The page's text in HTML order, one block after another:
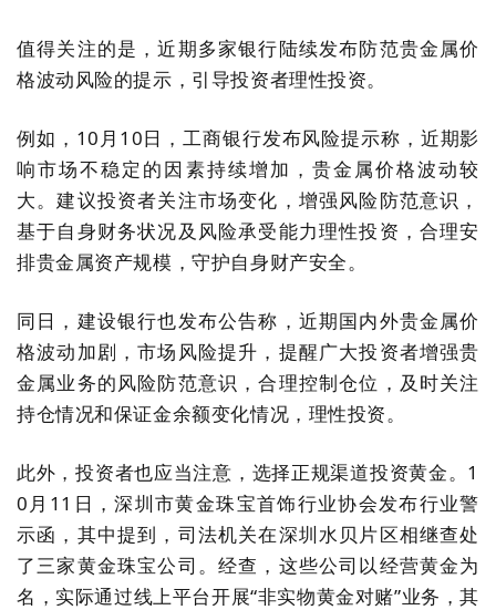
值得关注的是，近期多家银行陆续发布防范贵金属价
格波动风险的提示，引导投资者理性投资。
例如， 10 月 10日，工商银行发布风险提示称，近期影
响市场不稳定的因素持续增加，贵金属价格波动较
大。建议投资者关注市场变化，增强风险防范意识，
基于自身财务状况及风险承受能力理性投资，合理安
排贵金属资产规模，守护自身财产安全。
同日，建设银行也发布公告称，近期国内外贵金属价
格波动加剧，市场风险提升，提醒广大投资者增强贵
金属业务的风险防范意识，合理控制仓位，及时关注
持仓情况和保证金余额变化情况，理性投资。
此外，投资者也应当注意，选择正规渠道投资黄金。 1
0 月 11 日，深圳市黄金珠宝首饰行业协会发布行业警
示函，其中提到，司法机关在深圳水贝片区相继查处
了三家黄金珠宝公司。经查，这些公司以经营黄金为
名，实际通过线上平台开展“非实物黄金对赌”业务，其